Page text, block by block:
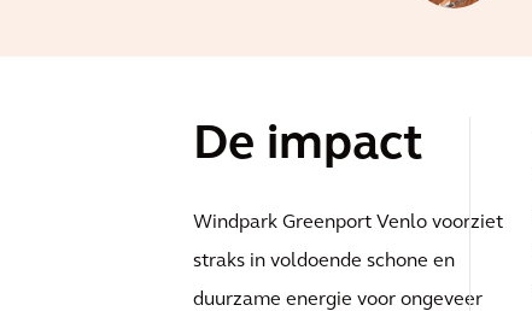
De impact
Windpark Greenport Venlo voorziet
straks in voldoende schone en
duurzame energie voor ongeveer